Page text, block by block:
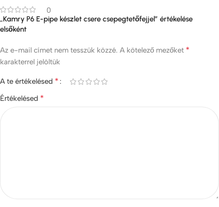
0
„Kamry P6 E-pipe készlet csere csepegtetőfejjel” értékelése
elsőként
Az e-mail címet nem tesszük közzé. A kötelező mezőket *
karakterrel jelöltük
A te értékelésed *
Értékelésed *